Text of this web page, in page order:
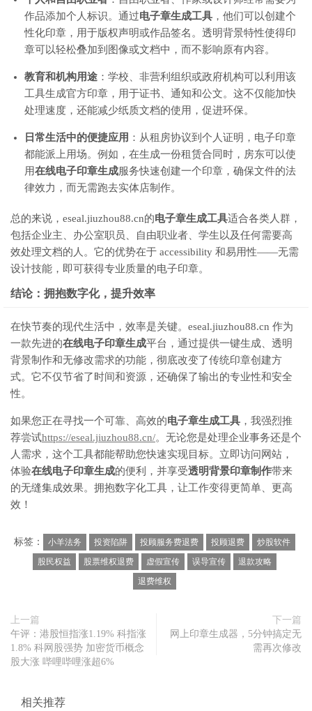
作品添加个人标识。通过电子章生成工具 ，他们可以创建个
性化印章，用于版权声明或作品签名。透明背景特性使得印
章可以轻松叠加到图像或文档中，而不影响原有内容。
教育和机构用途 ：学校、非营利组织或政府机构可以利用该
工具生成官方印章，用于证书、通知和公文。这不仅能加快
处理速度，还能减少纸质文档的使用，促进环保。
日常生活中的便捷应用 ：从租房协议到个人证明，电子印章
都能派上用场。例如，在生成一份租赁合同时，房东可以使
用在线电子印章生成服务快速创建一个印章，确保文件的法
律效力，而无需跑去实体店制作。
总的来说，eseal.jiuzhou88.cn的电子章生成工具适合各类人群，
包括企业主、办公室职员、自由职业者、学生以及任何需要高
效处理文档的人。它的优势在于 accessibility 和易用性——无需
设计技能，即可获得专业质量的电子印章。
结论：拥抱数字化，提升效率
在快节奏的现代生活中，效率是关键。eseal.jiuzhou88.cn 作为
一款先进的在线电子印章生成平台，通过提供一键生成、透明
背景制作和无修改需求的功能，彻底改变了传统印章创建方
式。它不仅节省了时间和资源，还确保了输出的专业性和安全
性。
如果您正在寻找一个可靠、高效的电子章生成工具 ，我强烈推
荐尝试https://eseal.jiuzhou88.cn/。无论您是处理企业事务还是个
人需求，这个工具都能帮助您快速实现目标。立即访问网站，
体验在线电子印章生成的便利，并享受透明背景印章制作带来
的无缝集成效果。拥抱数字化工具，让工作变得更简单、更高
效！
标签： 小羊法务 投资陷阱 投顾服务费退费 投顾退费
炒股软件
股民权益
股票维权退费 虚假宣传 误导宣传
退款攻略
退费维权
上一篇
午评：港股恒指涨1.19% 科指涨
1.8% 科网股强势 加密货币概念
股大涨 哔哩哔哩涨超6%
下一篇
网上印章生成器，5分钟搞定无
需再次修改
相关推荐